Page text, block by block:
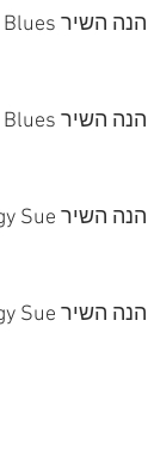
הנה השיר Mailman, Bring Me No More Blues בביצוע באדי הולי:
הנה השיר Mailman, Bring Me No More Blues בביצוע הביטלס:
הנה השיר Peggy Sue בביצוע באדי הולי:
הנה השיר Peggy Sue בביצוע ג'ון לנון: